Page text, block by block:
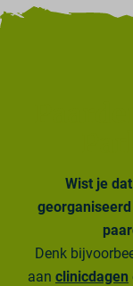
Wist je
Denk
aan clinicdagen